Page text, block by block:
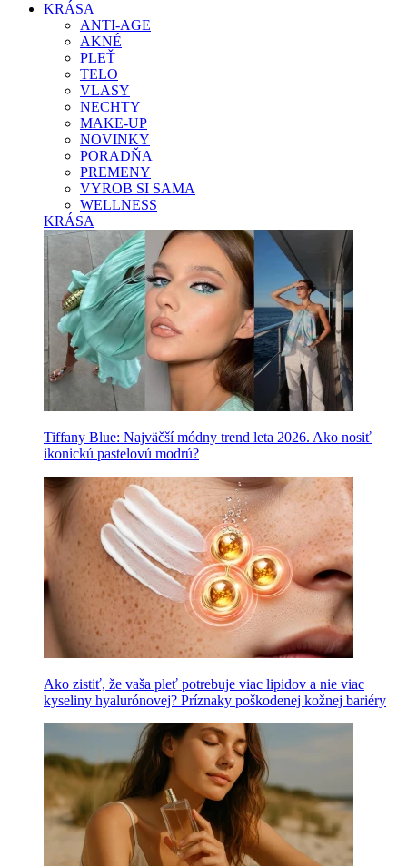
KRÁSA
ANTI-AGE
AKNÉ
PLEŤ
TELO
VLASY
NECHTY
MAKE-UP
NOVINKY
PORADŇA
PREMENY
VYROB SI SAMA
WELLNESS
KRÁSA
Tiffany Blue: Najväčší módny trend leta 2026. Ako nosiť
ikonickú pastelovú modrú?
Ako zistiť, že vaša pleť potrebuje viac lipidov a nie viac
kyseliny hyalurónovej? Príznaky poškodenej kožnej bariéry